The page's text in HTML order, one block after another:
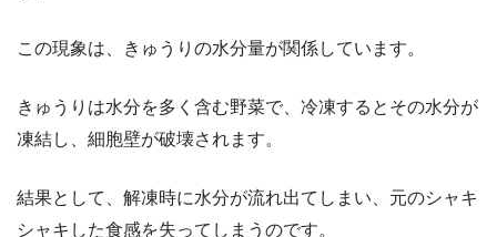
この現象は、きゅうりの水分量が関係しています。
きゅうりは水分を多く含む野菜で、冷凍するとその水分が
凍結し、細胞壁が破壊されます。
結果として、解凍時に水分が流れ出てしまい、元のシャキ
シャキした食感を失ってしまうのです。